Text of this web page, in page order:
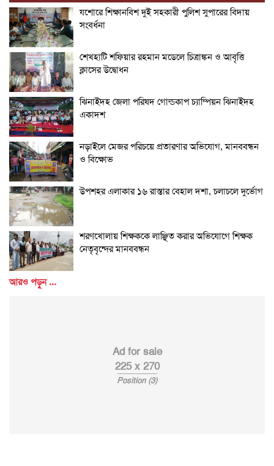
যশোরে শিক্ষানবিশ দুই সহকারী পুলিশ সুপারের বিদায়
সংবর্ধনা
শেখহাটি শফিয়ার রহমান মডেলে চিত্রাঙ্কন ও আবৃত্তি
ক্লাসের উদ্বোধন
ঝিনাইদহ জেলা পরিষদ গোল্ডকাপ চ্যাম্পিয়ন ঝিনাইদহ
একাদশ
নড়াইলে মেজর পরিচয়ে প্রতারণার অভিযোগ, মানববন্ধন
ও বিক্ষোভ
উপশহর এলাকার ১৬ রাস্তার বেহাল দশা, চলাচলে দুর্ভোগ
শরণখোলায় শিক্ষককে লাঞ্ছিত করার অভিযোগে শিক্ষক
নেতৃবৃন্দের মানববন্ধন
আরও পড়ুন ...
Ad for sale
225 x 270
Position (3)